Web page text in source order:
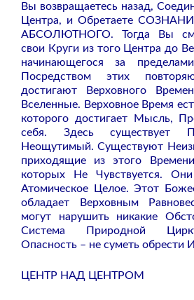
Вы возвращаетесь назад,
Центра, и Обретаете
АБСОЛЮТНОГО. Тогда Вы
свои Круги из того Центра до
начинающегося за
Посредством этих
достигают Верховного
Вселенные. Верховное Время
которого достигает Мысль,
себя. Здесь существует
Неощутимый. Существуют
приходящие из этого
которых Не Чувствуется.
Атомическое Целое. Этот
обладает Верховным
могут нарушить никакие
Система Природной
Опасность – не суметь обрести
ЦЕНТР НАД ЦЕНТРОМ